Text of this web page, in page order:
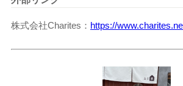
株式会社Charites https://